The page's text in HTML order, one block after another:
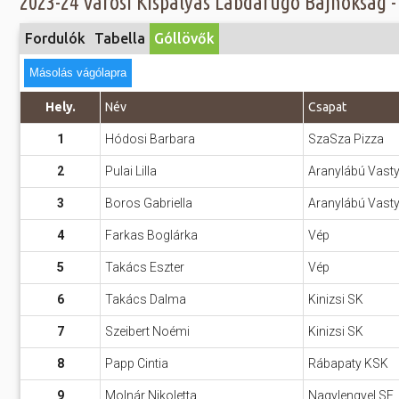
Gyerekeknek
Kiemelt rendezvények
Tanfolyam, képzés
Tábor
Egyházi, vallási
megemlékezések
Megyei kitekintő
most
Fák
Víz
Összes
Egyéb
Fordulók Tabella Góllövők
Másolás vágólapra
Hely. Név Csapat
1 Hódosi Barbara SzaSza Pizza
2 Pulai Lilla Aranylábú
3 Boros Gabriella Aranylábú
4 Farkas Boglárka Vép
5 Takács Eszter Vép
6 Takács Dalma Kinizsi SK
7 Szeibert Noémi Kinizsi SK
8 Papp Cintia Rábapaty KSK
9 Molnár Nikoletta Nagylengyel SE